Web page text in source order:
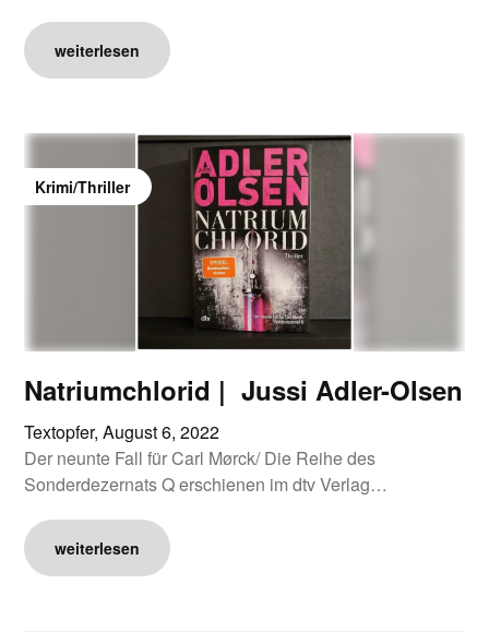
weiterlesen
Krimi/Thriller
Natriumchlorid | Jussi Adler-Olsen
Textopfer,August 6, 2022
Der neunte Fall für Carl Mørck/ Die Reihe des
Sonderdezernats Q erschienen im dtv Verlag…
weiterlesen